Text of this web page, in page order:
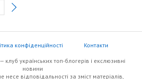
конфіденційності Контакти
українських топ-блогерів i екслюзивнi
новини
несе відповідальності за зміст матеріалів,